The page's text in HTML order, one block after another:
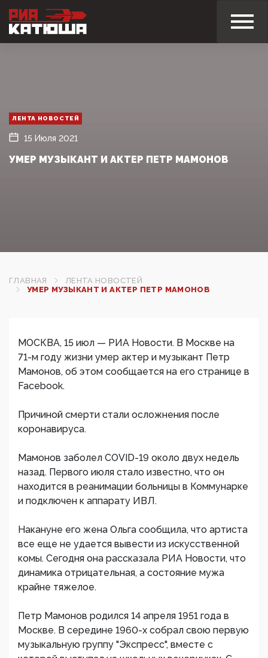
ЛЕНТА НОВОСТЕЙ
15 Июля 2021
УМЕР МУЗЫКАНТ И АКТЕР ПЕТР МАМОНОВ
ГЛАВНАЯ
ЛЕНТА НОВОСТЕЙ
УМЕР МУЗЫКАНТ И АКТЕР ПЕТР МАМОНОВ
МОСКВА, 15 июл — РИА Новости. В Москве на
71-м году жизни умер актер и музыкант Петр
Мамонов, об этом сообщается на его странице в
Facebook.
Причиной смерти стали осложнения после
коронавируса.
Мамонов заболел COVID-19 около двух недель
назад. Первого июля стало известно, что он
находится в реанимации больницы в Коммунарке
и подключен к аппарату ИВЛ.
Накануне его жена Ольга сообщила, что артиста
все еще не удается вывести из искусственной
комы. Сегодня она рассказала РИА Новости, что
динамика отрицательная, а состояние мужа
крайне тяжелое.
Петр Мамонов родился 14 апреля 1951 года в
Москве. В середине 1960-х собрал свою первую
музыкальную группу "Экспресс", вместе с